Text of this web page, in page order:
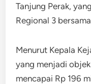
Tanjung Perak,
Regional 3
Menurut Kepala
yang menjadi
mencapai Rp 196